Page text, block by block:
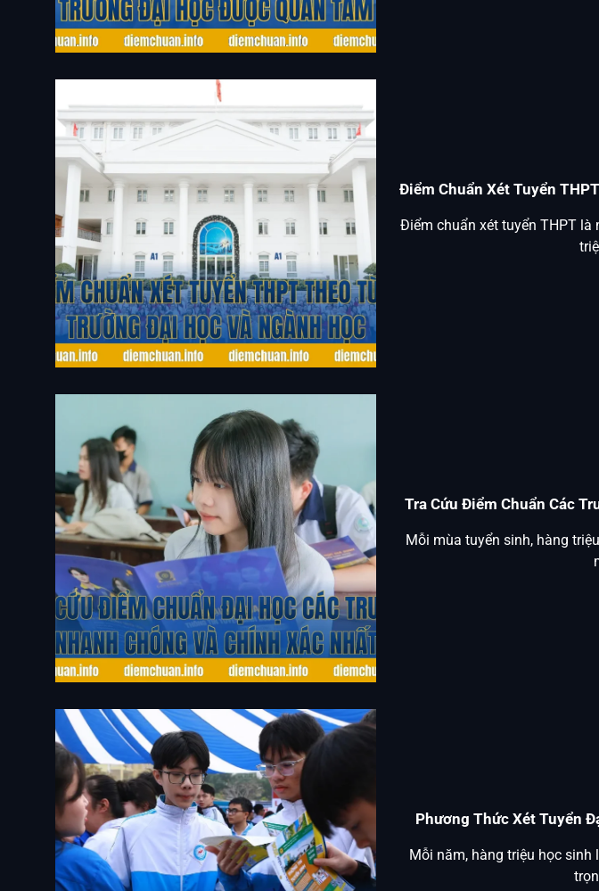
Học Được Quan Tâm
Điểm Chuẩn Xét Tuyển THPT Theo Từng Trường
Đại Học Và Ngành Học
Điểm Chuẩn Xét Tuyển
Điểm chuẩn xét tuyển THPT
Tra Cứu Điểm Chuẩn Đại Học Các Trường Nhanh
Chóng Và Chính Xác Nhất
Tra Cứu Điểm Chuẩn Các
Mỗi mùa tuyển sinh, hàng
Phương Thức Xét Tuyển
Mỗi năm, hàng triệu học